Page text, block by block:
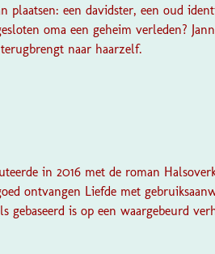
plaatsen: een davidster, een oud
oma een geheim verleden?
naar haarzelf.
in 2016 met de roman
ontvangen Liefde met
gebaseerd is op een waargebeurd